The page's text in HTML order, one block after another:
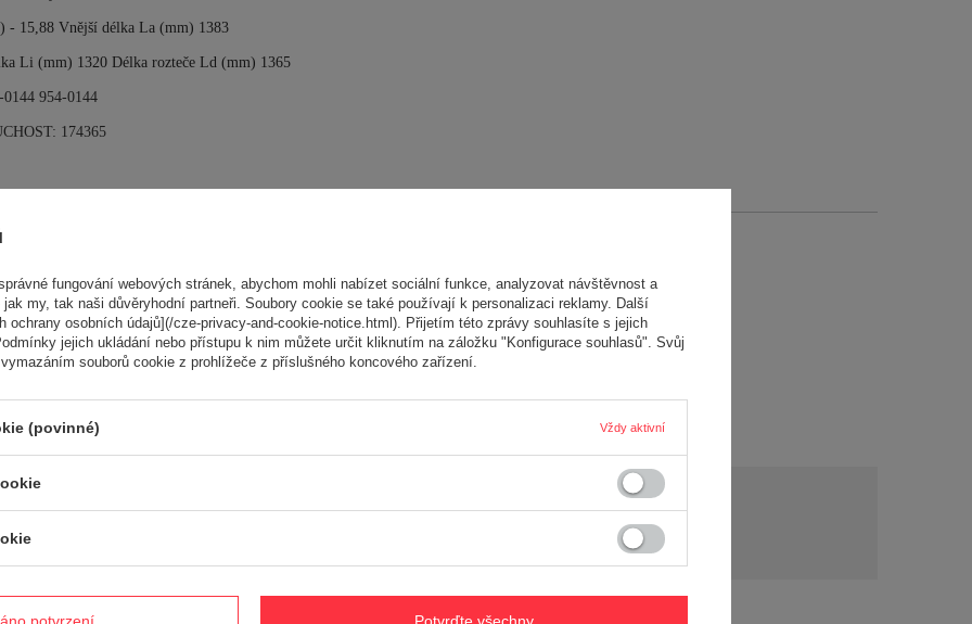
- 15,88 Vnější délka La (mm) 1383
Li (mm) 1320 Délka rozteče Ld (mm) 1365
954-0144
174365
CEDRUS Parts
Přečtěte si více
RO7600
záruka CEDRUS na 2 roky
[mm]
596
opakowania [mm]
[mm]
18
243.000 g
Položit otázku
fungování webových stránek, abychom mohli nabízet sociální funkce, analyzovat návštěvnost a
my, tak naši důvěryhodní partneři. Soubory cookie se také používají k personalizaci reklamy. Další
ochrany osobních údajů](/cze-privacy-and-cookie-notice.html). Přijetím této zprávy souhlasíte s jejich
jejich ukládání nebo přístupu k nim můžete určit kliknutím na záložku "Konfigurace souhlasů". Svůj
souborů cookie z prohlížeče z příslušného koncového zařízení.
(povinné) Vždy aktivní
potvrzení Potvrďte všechny